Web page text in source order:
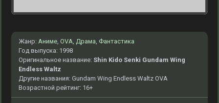
Жанр: Аниме, OVA, Драма, Фантастика
Год выпуска: 1998
Оригинальное название: Shin Kido Senki Gundam Wing
Endless Waltz
Другие названия: Gundam Wing Endless Waltz OVA
Возрастной рейтинг: 16+